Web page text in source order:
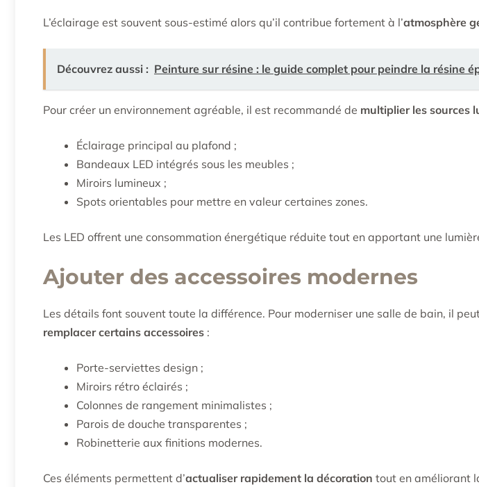
L’éclairage est souvent sous-estimé alors qu’il contribue fortement à l’atmosphère
Découvrez aussi : Peinture sur résine : le guide complet pour peindre la résine
Pour créer un environnement agréable, il est recommandé de multiplier les sources
Éclairage principal au plafond ;
Bandeaux LED intégrés sous les meubles ;
Miroirs lumineux ;
Spots orientables pour mettre en valeur certaines zones.
Les LED offrent une consommation énergétique réduite tout en apportant une
Ajouter des accessoires modernes
Les détails font souvent toute la différence. Pour moderniser une salle de bain, il
remplacer certains accessoires :
Porte-serviettes design ;
Miroirs rétro éclairés ;
Colonnes de rangement minimalistes ;
Parois de douche transparentes ;
Robinetterie aux finitions modernes.
Ces éléments permettent d’actualiser rapidement la décoration tout en améliorant